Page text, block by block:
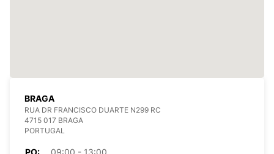
BRAGA
RUA DR FRANCISCO DUARTE N299 RC
4715 017 BRAGA
PORTUGAL
PO:
09:00 - 13:00